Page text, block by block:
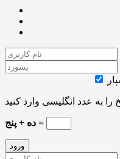
ده + پنج =